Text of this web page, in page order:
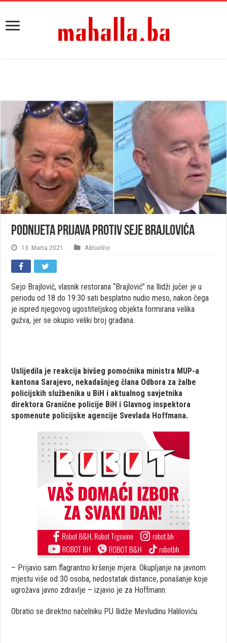
Podnijeta prijava protiv Seje Brajlovića
13. Marta 2021. Aktuelno
Sejo Brajlović, vlasnik restorana “Brajlović” na Ilidži jučer je u
periodu od 18 do 19:30 sati besplatno nudio meso, nakon čega
je ispred njegovog ugostiteljskog objekta formirana velika
gužva, jer se okupio veliki broj građana.
Uslijedila je reakcija bivšeg pomoćnika ministra MUP-a
kantona Sarajevo, nekadašnjeg člana Odbora za žalbe
policijskih službenika u BiH i aktualnog savjetnika
direktora Granične policije BiH i Glavnog inspektora
spomenute policijske agencije Svevlada Hoffmana.
– Prijavio sam flagrantno kršenje mjera. Okupljanje na javnom
mjestu više od 30 osoba, nedostatak distance, ponašanje koje
ugrožava javno zdravlje – izjavio je za Hoffmann.
Obratio se direktno načelniku PU Ilidže Mevludinu Haliloviću.